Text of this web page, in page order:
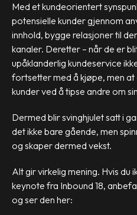
Med et kundeorientert
potensielle kunder gjennom
innhold, bygge relasjoner til
kanaler. Deretter – når de er
upåklanderlig kundeservice
fortsetter med å kjøpe, men at
kunder ved å tipse andre om
Dermed blir svinghjulet satt i
det ikke bare gående, men
og skaper dermed vekst.
Alt gir virkelig mening. Hvis du
keynote fra Inbound 18,
og ser den her: